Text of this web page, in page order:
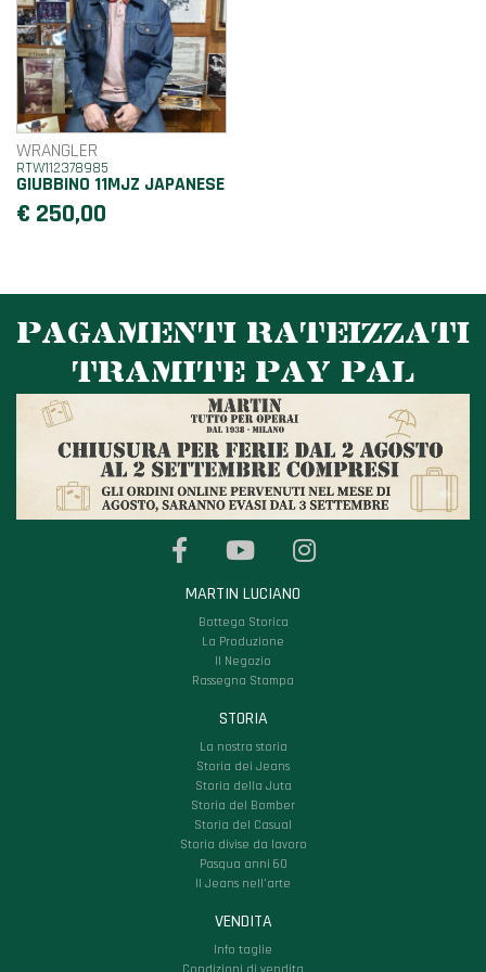
WRANGLER
RTW112378985
GIUBBINO 11MJZ JAPANESE
€ 250,00
PAGAMENTI RATEIZZATI
TRAMITE PAY PAL
MARTIN LUCIANO
Bottega Storica
La Produzione
Il Negozio
Rassegna Stampa
STORIA
La nostra storia
Storia dei Jeans
Storia della Juta
Storia del Bomber
Storia del Casual
Storia divise da lavoro
Pasqua anni 60
Il Jeans nell'arte
VENDITA
Info taglie